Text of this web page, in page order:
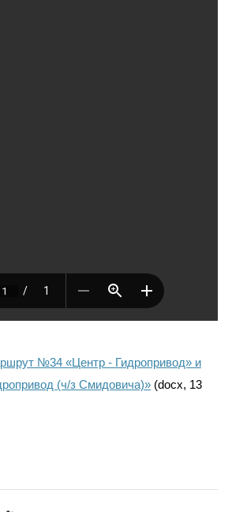
№34 «Центр - Гидропривод» и
(ч/з Смидовича)»(docx, 13